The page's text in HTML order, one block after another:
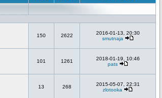
150 2622
2016-01-13, 20:30
smutnaja
101 1261
2018-01-19, 10:46
pats
13 268
2015-05-07, 22:31
zlotooka